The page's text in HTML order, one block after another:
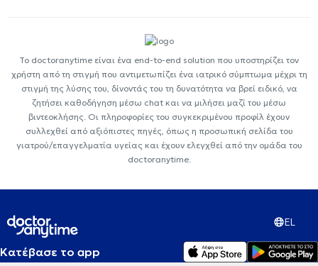
Το doctoranytime είναι ένα end-to-end solution που υποστηρίζει τον
χρήστη από τη στιγμή που αντιμετωπίζει ένα ιατρικό σύμπτωμα μέχρι τη
στιγμή της λύσης του, δίνοντάς του τη δυνατότητα να βρεί ειδικό, να
ζητήσει καθοδήγηση μέσω chat και να μιλήσει μαζί του μέσω
βιντεοκλήσης. Οι πληροφορίες του συγκεκριμένου προφίλ έχουν
συλλεχθεί από αξιόπιστες πηγές, όπως η προσωπική σελίδα του
γιατρού/επαγγελματία υγείας και έχουν ελεγχθεί από την ομάδα του
doctoranytime.
EL
Κατέβασε το app